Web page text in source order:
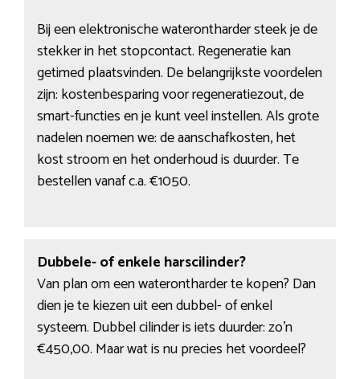
Bij een elektronische waterontharder steek je de
stekker in het stopcontact. Regeneratie kan
getimed plaatsvinden. De belangrijkste voordelen
zijn: kostenbesparing voor regeneratiezout, de
smart-functies en je kunt veel instellen. Als grote
nadelen noemen we: de aanschafkosten, het
kost stroom en het onderhoud is duurder. Te
bestellen vanaf c.a. €1050.
Dubbele- of enkele harscilinder?
Van plan om een waterontharder te kopen? Dan
dien je te kiezen uit een dubbel- of enkel
systeem. Dubbel cilinder is iets duurder: zo’n
€450,00. Maar wat is nu precies het voordeel?